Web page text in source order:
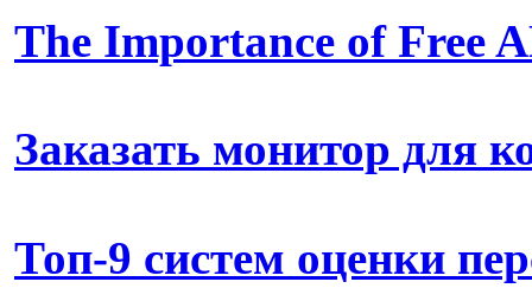
The Importance of Free
Заказать монитор для
Топ-9 систем оценки